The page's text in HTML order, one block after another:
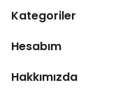
Kategoriler
Hesabım
Hakkımızda